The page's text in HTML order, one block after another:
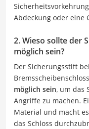
Abdeckung oder eine
2. Wieso sollte der
möglich sein?
Der Sicherungsstift
möglich sein, um das
Angriffe zu machen.
Material und macht
das Schloss